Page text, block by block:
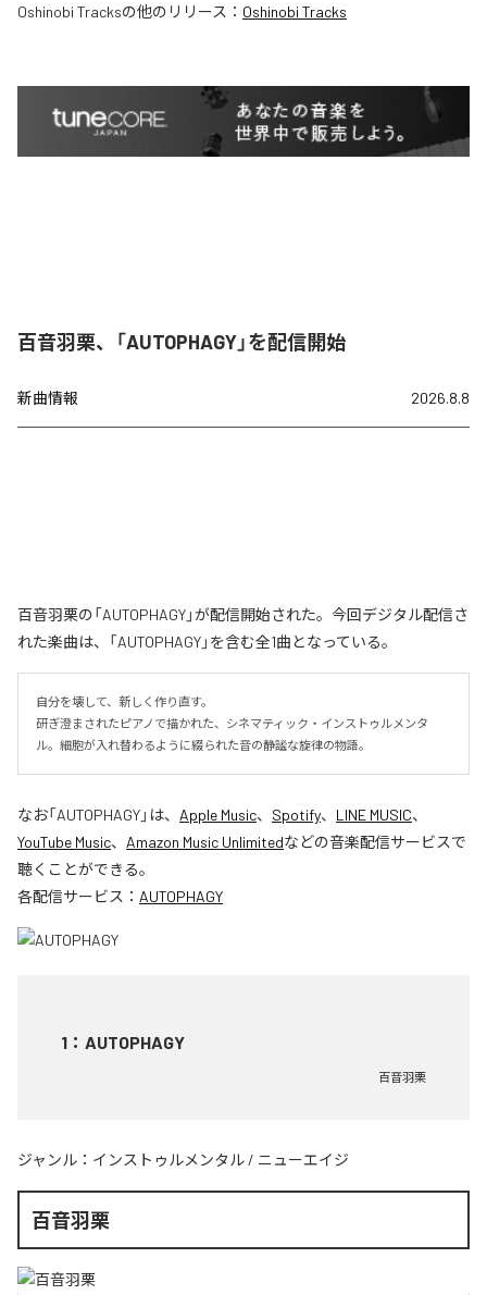
Oshinobi Tracksの他のリリース： Oshinobi Tracks
百音羽栗、「AUTOPHAGY」を配信開始
新曲情報 2026.8.8
百音羽栗の「AUTOPHAGY」が配信開始された。今回デジタル配信さ
れた楽曲は、「AUTOPHAGY」を含む全1曲となっている。
自分を壊して、新しく作り直す。
研ぎ澄まされたピアノで描かれた、シネマティック・インストゥルメンタ
ル。細胞が入れ替わるように綴られた音の静謐な旋律の物語。
なお「AUTOPHAGY」は、 Apple Music、 Spotify、 LINE MUSIC、
YouTube Music、 Amazon Music Unlimitedなどの音楽配信サービスで
聴くことができる。
各配信サービス： AUTOPHAGY
1 ： AUTOPHAGY
百音羽栗
ジャンル： インストゥルメンタル / ニューエイジ
百音羽栗